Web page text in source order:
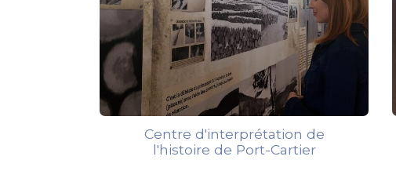
Centre d'interprétation de
l'histoire de Port-Cartier